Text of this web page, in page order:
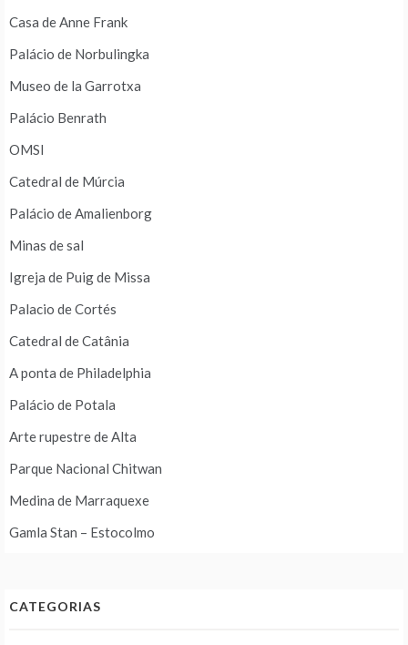
Casa de Anne Frank
Palácio de Norbulingka
Museo de la Garrotxa
Palácio Benrath
OMSI
Catedral de Múrcia
Palácio de Amalienborg
Minas de sal
Igreja de Puig de Missa
Palacio de Cortés
Catedral de Catânia
A ponta de Philadelphia
Palácio de Potala
Arte rupestre de Alta
Parque Nacional Chitwan
Medina de Marraquexe
Gamla Stan – Estocolmo
CATEGORIAS